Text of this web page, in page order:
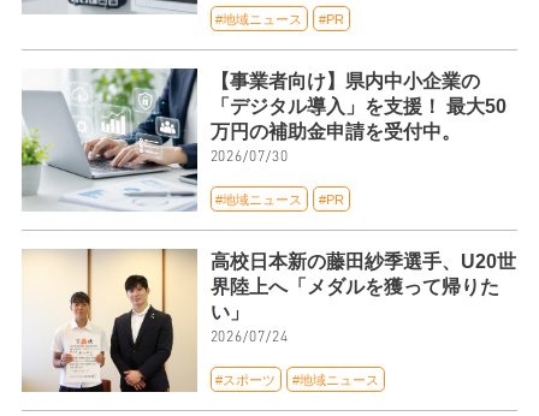
#地域ニュース #PR
【事業者向け】県内中小企業の
「デジタル導入」を支援！ 最大50
万円の補助金申請を受付中。
2026/07/30
#地域ニュース #PR
高校日本新の藤田紗季選手、U20世
界陸上へ「メダルを獲って帰りた
い」
2026/07/24
#スポーツ #地域ニュース